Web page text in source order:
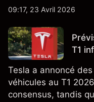
Californie d'un
énergétique.
09:17, 23 Avril 2026
T1
Tesla a annoncé
véhicules au T1
consensus, tandis